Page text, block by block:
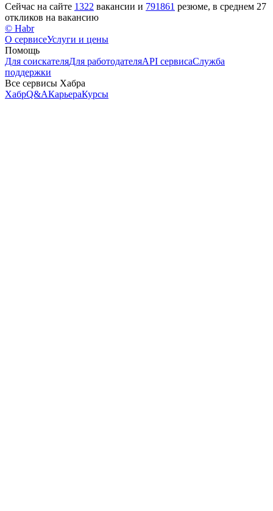
Сейчас на сайте 1322 вакансии и 791861 резюме, в среднем 27
откликов на вакансию
© Habr
О сервисеУслуги и цены
Помощь
Для соискателяДля работодателяAPI сервисаСлужба
поддержки
Все сервисы Хабра
ХабрQ&AКарьераКурсы